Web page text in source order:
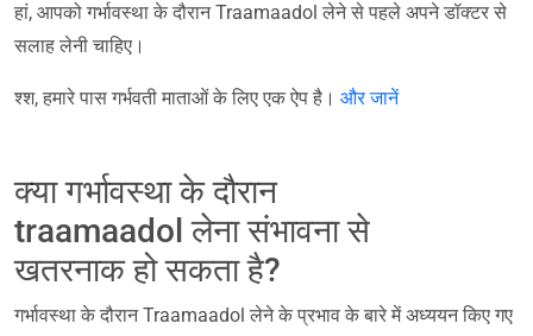
हां, आपको गर्भावस्था के दौरान Traamaadol लेने से पहले अपने डॉक्टर से
सलाह लेनी चाहिए।
श्श, हमारे पास गर्भवती माताओं के लिए एक ऐप है। और जानें
क्या गर्भावस्था के दौरान
traamaadol लेना संभावना से
खतरनाक हो सकता है?
गर्भावस्था के दौरान Traamaadol लेने के प्रभाव के बारे में अध्ययन किए गए